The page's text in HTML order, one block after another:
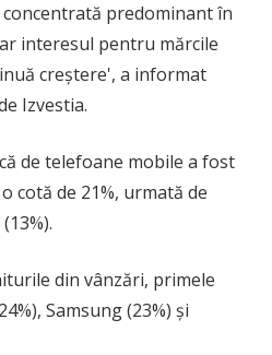
predominant în
interesul pentru mărcile
creștere', a informat
Izvestia.
de telefoane mobile a fost
cotă de 21%, urmată de
din vânzări, primele
Samsung (23%) și